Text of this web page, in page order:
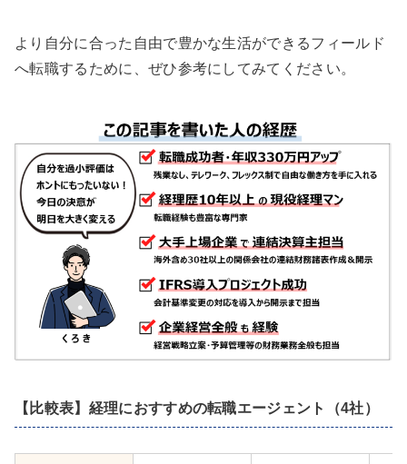
より自分に合った自由で豊かな生活ができるフィールド
へ転職するために、ぜひ参考にしてみてください。
【比較表】経理におすすめの転職エージェント（4社）